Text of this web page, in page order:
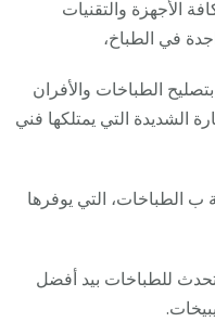
الأجهزة والتقنيات
في الطباخ،
الطباخات والأفران
الشديدة التي يمتلكها فني
ب الطباخات، التي يوفرها
للطباخات بيد أفضل